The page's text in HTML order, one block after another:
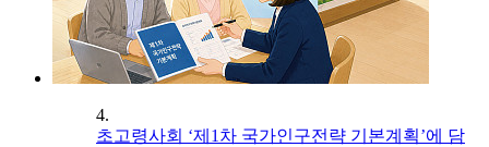
4.
초고령사회 ‘제1차 국가인구전략 기본계획’에 담